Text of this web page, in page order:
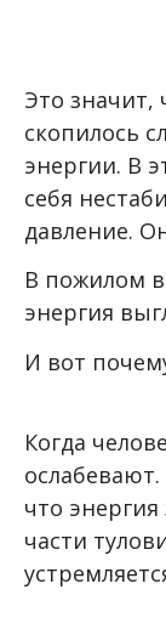
Это значит,
скопилось
энергии. В
себя
давление.
В пожилом
энергия
И вот
Когда
что
части